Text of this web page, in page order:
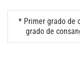
* Primer grado de
grado de